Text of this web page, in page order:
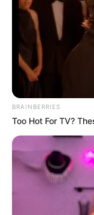
BRAINBERRIES
Too Hot For TV?